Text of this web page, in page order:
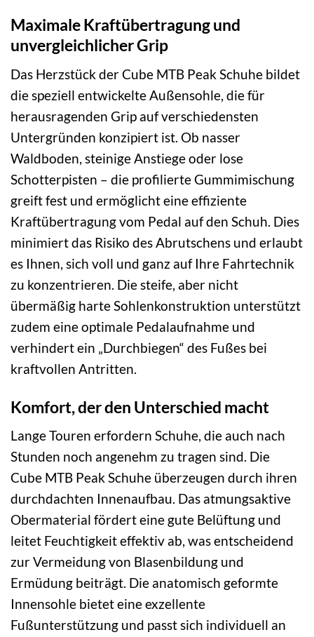
Maximale Kraftübertragung und
unvergleichlicher Grip
Das Herzstück der Cube MTB Peak Schuhe bildet
die speziell entwickelte Außensohle, die für
herausragenden Grip auf verschiedensten
Untergründen konzipiert ist. Ob nasser
Waldboden, steinige Anstiege oder lose
Schotterpisten – die profilierte Gummimischung
greift fest und ermöglicht eine effiziente
Kraftübertragung vom Pedal auf den Schuh. Dies
minimiert das Risiko des Abrutschens und erlaubt
es Ihnen, sich voll und ganz auf Ihre Fahrtechnik
zu konzentrieren. Die steife, aber nicht
übermäßig harte Sohlenkonstruktion unterstützt
zudem eine optimale Pedalaufnahme und
verhindert ein „Durchbiegen“ des Fußes bei
kraftvollen Antritten.
Komfort, der den Unterschied macht
Lange Touren erfordern Schuhe, die auch nach
Stunden noch angenehm zu tragen sind. Die
Cube MTB Peak Schuhe überzeugen durch ihren
durchdachten Innenaufbau. Das atmungsaktive
Obermaterial fördert eine gute Belüftung und
leitet Feuchtigkeit effektiv ab, was entscheidend
zur Vermeidung von Blasenbildung und
Ermüdung beiträgt. Die anatomisch geformte
Innensohle bietet eine exzellente
Fußunterstützung und passt sich individuell an